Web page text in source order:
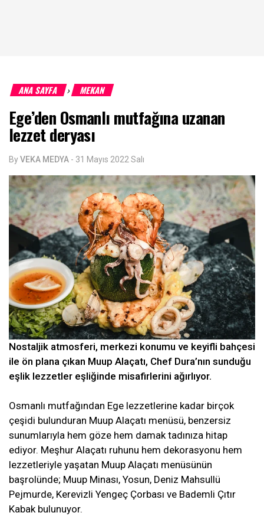
ANA SAYFA › MEKAN
Ege’den Osmanlı mutfağına uzanan
lezzet deryası
ByVEKA MEDYA - 31 Mayıs 2022 Salı
Nostaljik atmosferi, merkezi konumu ve keyifli bahçesi
ile ön plana çıkan Muup Alaçatı, Chef Dura’nın sunduğu
eşlik lezzetler eşliğinde misafirlerini ağırlıyor.
Osmanlı mutfağından Ege lezzetlerine kadar birçok
çeşidi bulunduran Muup Alaçatı menüsü, benzersiz
sunumlarıyla hem göze hem damak tadınıza hitap
ediyor. Meşhur Alaçatı ruhunu hem dekorasyonu hem
lezzetleriyle yaşatan Muup Alaçatı menüsünün
başrolünde; Muup Minası, Yosun, Deniz Mahsullü
Pejmurde, Kerevizli Yengeç Çorbası ve Bademli Çıtır
Kabak bulunuyor.